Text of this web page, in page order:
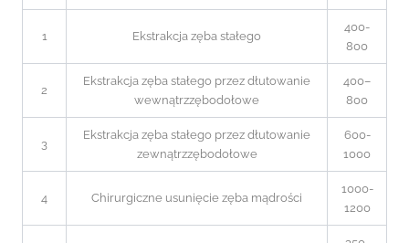
1 Ekstrakcja zęba stałego
400-
800
2
Ekstrakcja zęba stałego przez dłutowanie
wewnątrzzębodołowe
400–
800
3
Ekstrakcja zęba stałego przez dłutowanie
zewnątrzzębodołowe
600-
1000
4 Chirurgiczne usunięcie zęba mądrości
1000-
1200